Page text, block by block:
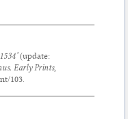
(update:
Early Prints,
103.